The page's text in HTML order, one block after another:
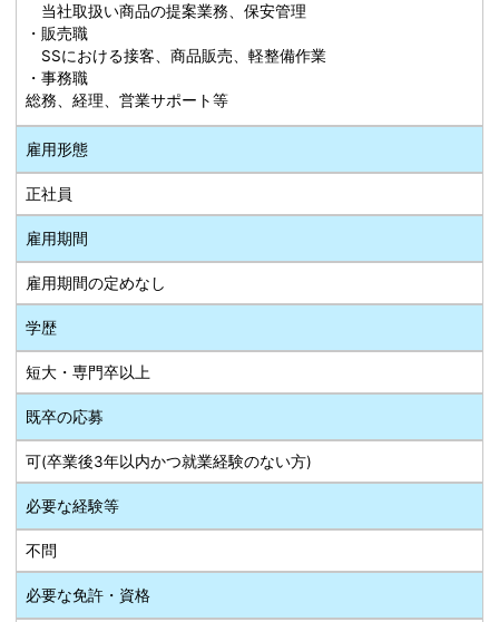
当社取扱い商品の提案業務、保安管理
・販売職
SSにおける接客、商品販売、軽整備作業
・事務職
総務、経理、営業サポート等
雇用形態
正社員
雇用期間
雇用期間の定めなし
学歴
短大・専門卒以上
既卒の応募
可(卒業後3年以内かつ就業経験のない方)
必要な経験等
不問
必要な免許・資格